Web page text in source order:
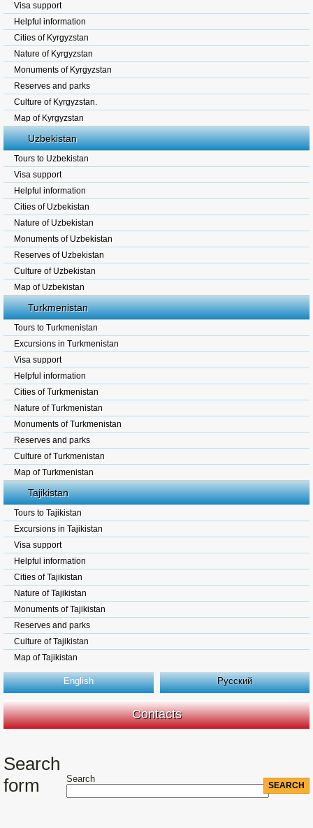
Visa support
Helpful information
Cities of Kyrgyzstan
Nature of Kyrgyzstan
Monuments of Kyrgyzstan
Reserves and parks
Culture of Kyrgyzstan.
Map of Kyrgyzstan
Uzbekistan
Tours to Uzbekistan
Visa support
Helpful information
Cities of Uzbekistan
Nature of Uzbekistan
Monuments of Uzbekistan
Reserves of Uzbekistan
Culture of Uzbekistan
Map of Uzbekistan
Turkmenistan
Tours to Turkmenistan
Excursions in Turkmenistan
Visa support
Helpful information
Cities of Turkmenistan
Nature of Turkmenistan
Monuments of Turkmenistan
Reserves and parks
Culture of Turkmenistan
Map of Turkmenistan
Tajikistan
Tours to Tajikistan
Excursions in Tajikistan
Visa support
Helpful information
Cities of Tajikistan
Nature of Tajikistan
Monuments of Tajikistan
Reserves and parks
Culture of Tajikistan
Map of Tajikistan
English Русский
Contacts
Search
form
Search